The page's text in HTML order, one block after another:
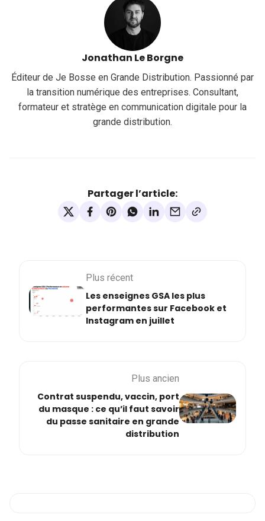
Jonathan Le Borgne
Éditeur de Je Bosse en Grande Distribution. Passionné par
la transition numérique des entreprises. Consultant,
formateur et stratège en communication digitale pour la
grande distribution.
Partager l’article:
Plus récent
Les enseignes GSA les plus
performantes sur Facebook et
Instagram en juillet
Plus ancien
Contrat suspendu, vaccin, port
du masque : ce qu’il faut savoir
du passe sanitaire en grande
distribution